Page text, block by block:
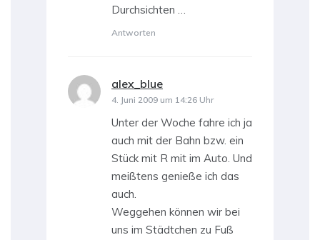
Durchsichten …
Antworten
alex_blue
4. Juni 2009 um 14:26 Uhr
Unter der Woche fahre ich ja
auch mit der Bahn bzw. ein
Stück mit R mit im Auto. Und
meißtens genieße ich das
auch.
Weggehen können wir bei
uns im Städtchen zu Fuß